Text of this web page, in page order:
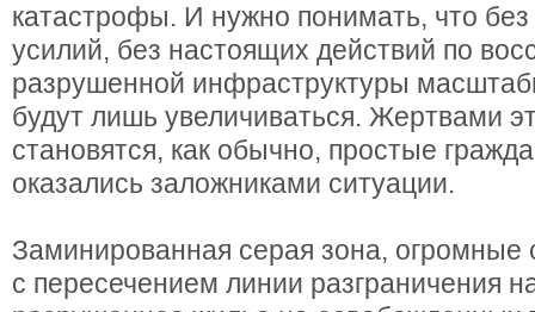
катастрофы. И нужно понимать, что
усилий, без настоящих действий по
разрушенной инфраструктуры
будут лишь увеличиваться. Жертвами
становятся, как обычно, простые
оказались заложниками ситуации.
Заминированная серая зона, огромные
с пересечением линии разграничения